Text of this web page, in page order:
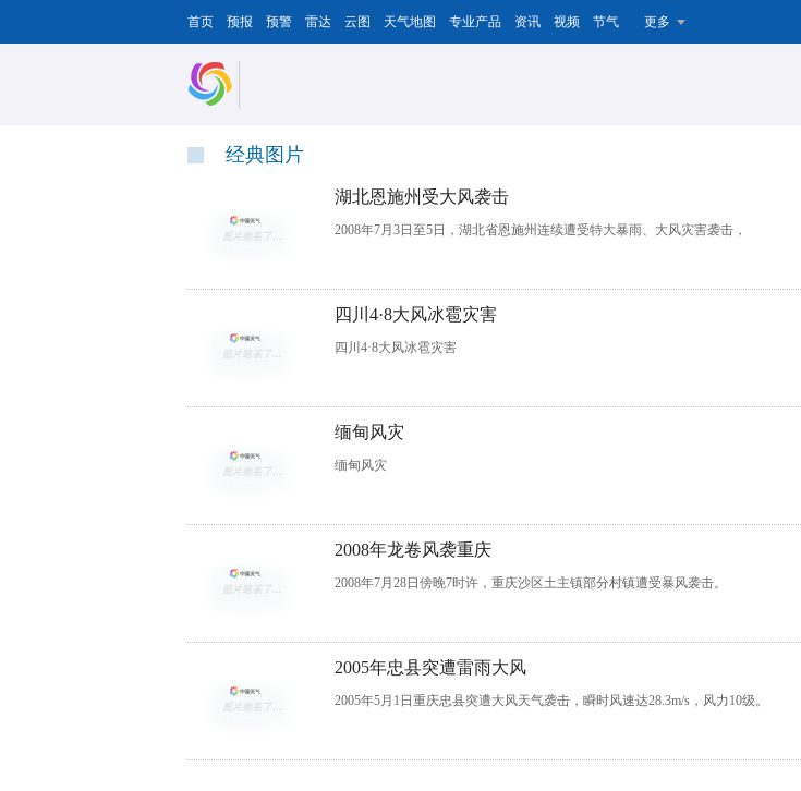
首页 预报 预警 雷达 云图 天气地图 专业产品 资讯 视频 节气 更多
经典图片
湖北恩施州受大风袭击
2008年7月3日至5日，湖北省恩施州连续遭受特大暴雨、大风灾害袭击，
四川4·8大风冰雹灾害
四川4·8大风冰雹灾害
缅甸风灾
缅甸风灾
2008年龙卷风袭重庆
2008年7月28日傍晚7时许，重庆沙区土主镇部分村镇遭受暴风袭击。
2005年忠县突遭雷雨大风
2005年5月1日重庆忠县突遭大风天气袭击，瞬时风速达28.3m/s，风力10级。